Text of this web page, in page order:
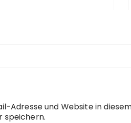
Adresse und Website in
speichern.